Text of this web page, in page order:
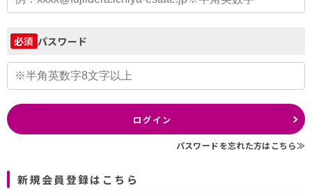
必須 パスワード
ログイン
パスワードを忘れた方はこちら≫
新規会員登録はこちら